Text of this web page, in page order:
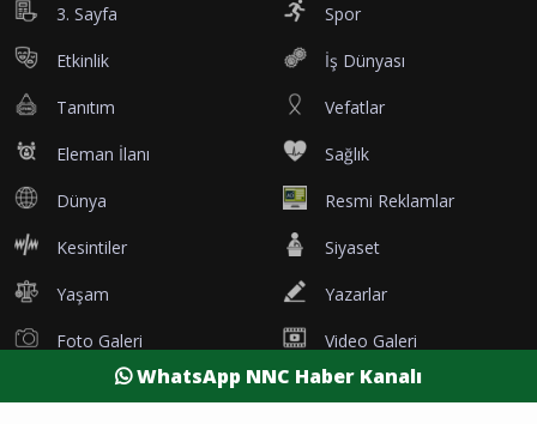
3. Sayfa Spor
Etkinlik İş Dünyası
Tanıtım Vefatlar
Eleman İlanı Sağlık
Dünya Resmi Reklamlar
Kesintiler Siyaset
Yaşam Yazarlar
Foto Galeri Video Galeri
Nöbetçi Eczaneler Namaz Vakitleri
WhatsApp NNC Haber Kanalı